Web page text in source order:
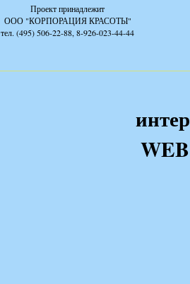
Проект принадлежит
ООО "КОРПОРАЦИЯ КРАСОТЫ"
тел. (495) 506-22-88, 8-926-023-44-44